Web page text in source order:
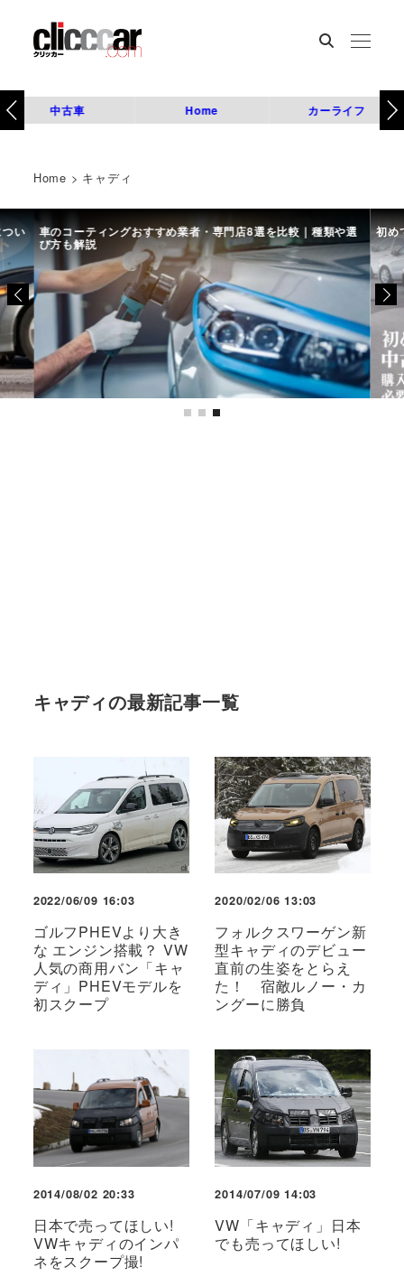
中古車 Home カーライフ
Home > キャディ
い 車のコーティングおすすめ業者・専門店8選を比較｜種類や選
び方も解説
初め
キャディの最新記事一覧
2022/06/09 16:03
ゴルフPHEVより大き
な エンジン搭載？ VW
人気の商用バン「キャ
ディ」PHEVモデルを
初スクープ
2020/02/06 13:03
フォルクスワーゲン新
型キャディのデビュー
直前の生姿をとらえ
た！ 宿敵ルノー・カ
ングーに勝負
2014/08/02 20:33
日本で売ってほしい!
VWキャディのインパ
ネをスクープ撮!
2014/07/09 14:03
VW「キャディ」日本
でも売ってほしい!